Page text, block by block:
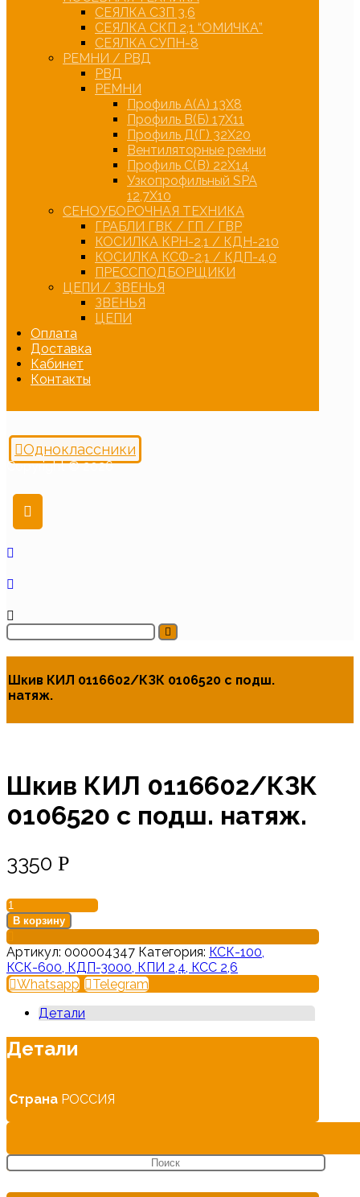
СЕЯЛКА СЗП 3,6
СЕЯЛКА СКП 2,1 “ОМИЧКА”
СЕЯЛКА СУПН-8
РЕМНИ / РВД
РВД
РЕМНИ
Профиль А(А) 13Х8
Профиль В(Б) 17Х11
Профиль Д(Г) 32Х20
Вентиляторные ремни
Профиль С(В) 22Х14
Узкопрофильный SPA
12,7Х10
СЕНОУБОРОЧНАЯ ТЕХНИКА
ГРАБЛИ ГВК / ГП / ГВР
КОСИЛКА КРН-2,1 / КДН-210
КОСИЛКА КСФ-2,1 / КДП-4,0
ПРЕССПОДБОРЩИКИ
ЦЕПИ / ЗВЕНЬЯ
ЗВЕНЬЯ
ЦЕПИ
Оплата
Доставка
Кабинет
Контакты
Одноклассники
Copyright © 2026
Шкив КИЛ 0116602/КЗК 0106520 с подш.
натяж.
Шкив КИЛ 0116602/КЗК
0106520 с подш. натяж.
3350 Р
Количество
товара
Шкив
КИЛ
0116602/
КЗК
0106520
натяж.
В корзину
Артикул: 000004347 Категория: КСК-100,
КСК-600, КДП-3000, КПИ 2,4, КСС 2,6
Whatsapp
Telegram
Детали
Детали
Страна РОССИЯ